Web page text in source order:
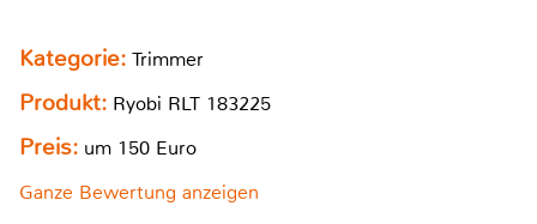
Kategorie: Trimmer
Produkt: Ryobi RLT 183225
Preis: um 150 Euro
Ganze Bewertung anzeigen